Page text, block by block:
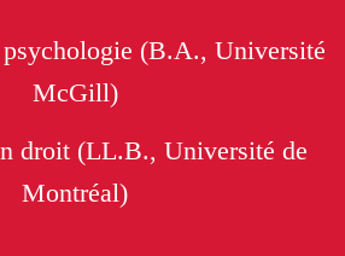
psychologie (B.A., Université
McGill)
droit (LL.B., Université de
Montréal)